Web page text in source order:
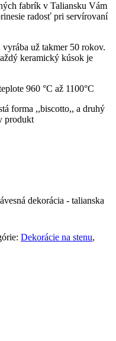
fabrík v Taliansku Vám
radosť pri servírovaní
už takmer 50 rokov.
keramický kúsok je
960 °C až 1100°C
forma ,,biscotto,, a druhý
produkt
dekorácia - talianska
Dekorácie na stenu,